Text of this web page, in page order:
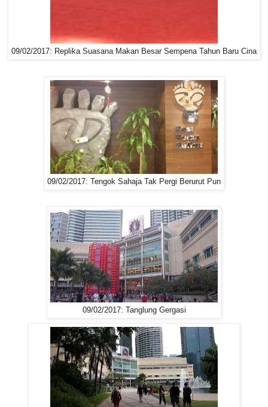
09/02/2017: Replika Suasana Makan Besar Sempena Tahun Baru Cina
09/02/2017: Tengok Sahaja Tak Pergi Berurut Pun
09/02/2017: Tanglung Gergasi